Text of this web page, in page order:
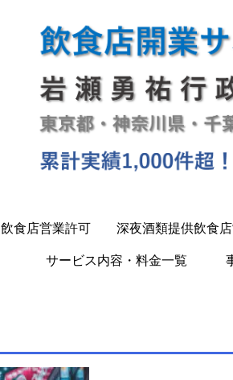
飲食店営業許可 深夜酒類提供飲食
サービス内容・料金一覧